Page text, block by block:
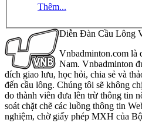
Thêm...
Diễn Đàn Cầu Lông
Vnbadminton.com là
Nam. Vnbadminton
đích giao lưu, học hỏi, chia sẻ và
đến cầu lông. Chúng tôi sẽ không
do thành viên đưa lên trừ thông tin
soát chặt chẽ các luồng thông tin
nghiệm, chờ giấy phép MXH của